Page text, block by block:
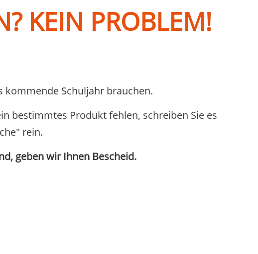
KEIN PROBLEM!
kommende Schuljahr brauchen.
bestimmtes Produkt fehlen, schreiben Sie es
rein.
geben wir Ihnen Bescheid.